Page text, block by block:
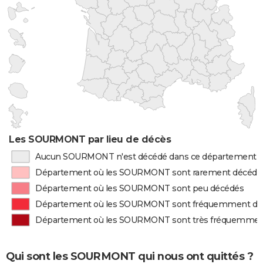
Les SOURMONT par lieu de décès
Aucun SOURMONT n'est décédé dans ce département
Département où les SOURMONT sont rarement
Département où les SOURMONT sont peu décédés
Département où les SOURMONT sont fréquemment
Département où les SOURMONT sont très
Qui sont les SOURMONT qui nous ont quittés ?